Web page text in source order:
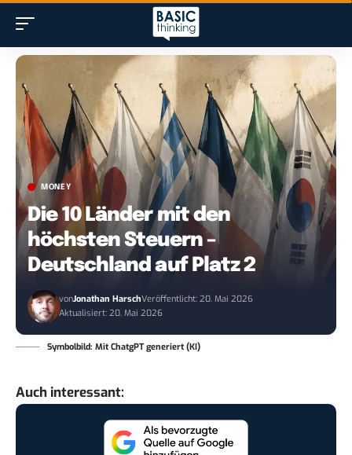
MONEY
Die 10 Länder mit den
höchsten Steuern –
Deutschland auf Platz 2
vonJonathan HarschVeröffentlicht: 20. Mai 2026
Aktualisiert: 20. Mai 2026
Symbolbild: Mit ChatgPT generiert (KI)
Auch interessant: